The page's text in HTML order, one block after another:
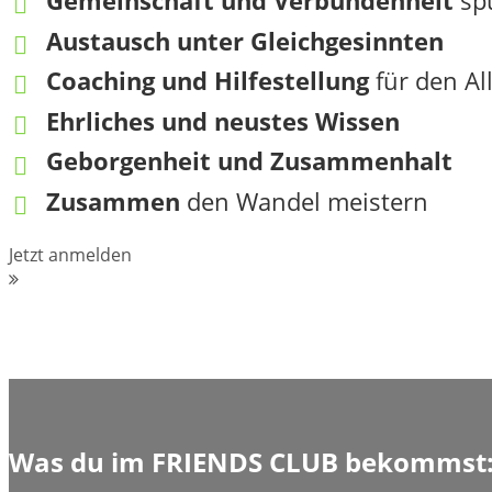
Austausch unter Gleichgesinnten
Coaching und Hilfestellungfür den
Ehrliches und neustes Wissen
Geborgenheit und Zusammenhalt
Zusammen den Wandel meistern
Jetzt anmelden
Was du im FRIENDS CLUB